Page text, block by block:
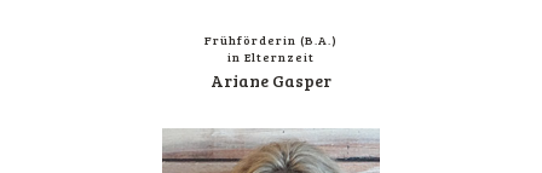
Früh­för­de­rin (B.A.)
in Elternzeit
Aria­ne Gasper